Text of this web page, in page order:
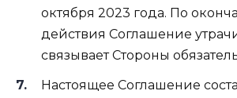
октября 2023 года. По
действия Соглашение
связывает Стороны
Настоящее Соглашение